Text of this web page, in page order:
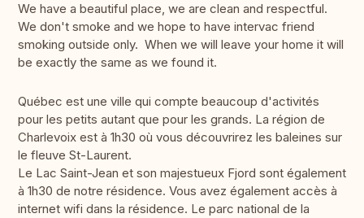
We have a beautiful place, we are clean and respectful.
We don't smoke and we hope to have intervac friend
smoking outside only. When we will leave your home it will
be exactly the same as we found it.
Québec est une ville qui compte beaucoup d'activités
pour les petits autant que pour les grands. La région de
Charlevoix est à 1h30 où vous découvrirez les baleines sur
le fleuve St-Laurent.
Le Lac Saint-Jean et son majestueux Fjord sont également
à 1h30 de notre résidence. Vous avez également accès à
internet wifi dans la résidence. Le parc national de la